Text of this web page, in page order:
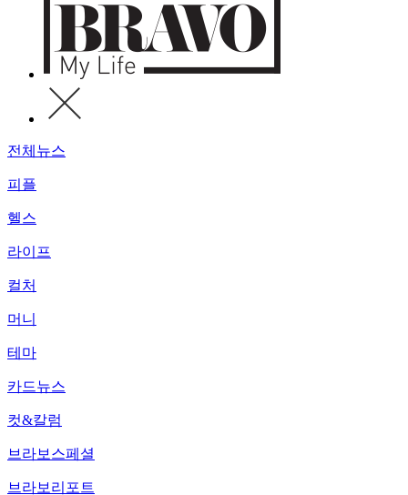
전체뉴스
피플
헬스
라이프
컬처
머니
테마
카드뉴스
컷&칼럼
브라보스페셜
브라보리포트